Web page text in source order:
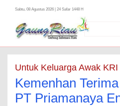
Sabtu, 08 Agustus 2026 | 24 Safar 1448 H
Untuk Keluarga Awak
Kemenhan
PT Priamanaya